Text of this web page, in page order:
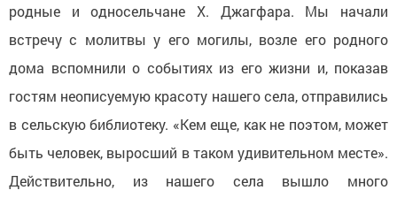
родные и односельчане Х. Джагфара. Мы начали
встречу с молитвы у его могилы, возле его родного
дома вспомнили о событиях из его жизни и, показав
гостям неописуемую красоту нашего села, отправились
в сельскую библиотеку. «Кем еще, как не поэтом, может
быть человек, выросший в таком удивительном месте».
Действительно, из нашего села вышло много